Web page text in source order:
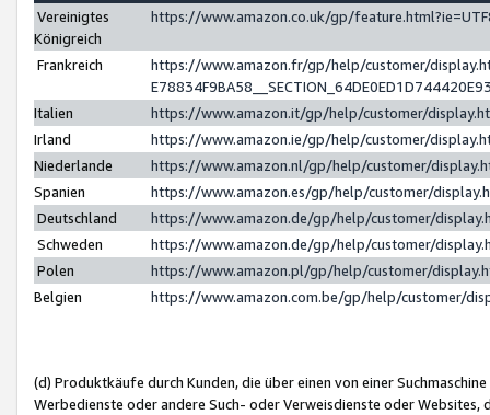
Vereinigtes
Königreich
https://www.amazon.co.uk/gp/
Frankreich
https://www.amazon.fr/gp/help/customer/
Italien
https://www.amazon.it/gp/help/customer/
Irland
https://www.amazon.ie/gp/help/customer/
Niederlande
https://www.amazon.nl/gp/help/customer/
Spanien
https://www.amazon.es/gp/help/customer/
Deutschland
https://www.amazon.de/gp/help/customer/
Schweden
https://www.amazon.de/gp/help/customer/
Polen
https://www.amazon.pl/gp/help/customer/
Belgien
https://www.amazon.com.be/gp/help/customer/
(d) Produktkäufe durch Kunden, die über einen von einer
Werbedienste oder andere Such- oder Verweisdienste oder Websites,